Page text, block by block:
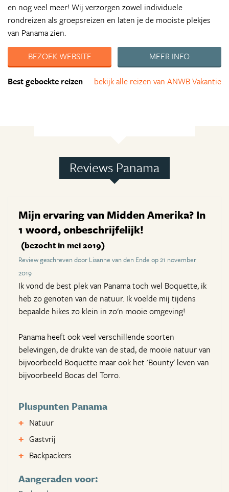
en nog veel meer! Wij verzorgen zowel individuele
rondreizen als groepsreizen en laten je de mooiste plekjes
van Panama zien.
BEZOEK WEBSITE
MEER INFO
bekijk alle reizen van ANWB Vakantie
Best geboekte reizen
Reviews Panama
Mijn ervaring van Midden Amerika? In
1 woord, onbeschrijfelijk!
(bezocht in mei 2019)
Review geschreven door Lisanne van den Ende op 21 november
2019
Ik vond de best plek van Panama toch wel Boquette, ik
heb zo genoten van de natuur. Ik voelde mij tijdens
bepaalde hikes zo klein in zo'n mooie omgeving!
Panama heeft ook veel verschillende soorten
belevingen, de drukte van de stad, de mooie natuur van
bijvoorbeeld Boquette maar ook het 'Bounty' leven van
bijvoorbeeld Bocas del Torro.
Pluspunten Panama
Natuur
Gastvrij
Backpackers
Aangeraden voor: